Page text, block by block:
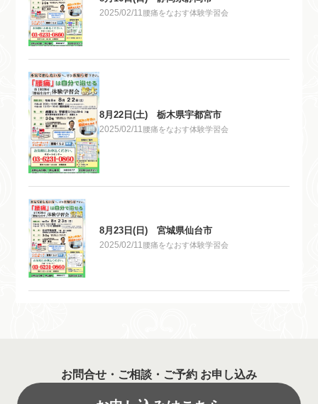
2025/02/11 腰痛をなおす体験学習会
8月22日(土) 栃木県宇都宮市
2025/02/11 腰痛をなおす体験学習会
8月23日(日) 宮城県仙台市
2025/02/11 腰痛をなおす体験学習会
お問合せ・ご相談・ご予約 お申し込み